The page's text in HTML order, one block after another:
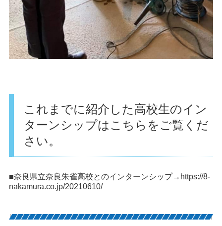
これまでに紹介した高校生のイン
ターンシップはこちらをご覧くだ
さい。
■奈良県立奈良朱雀高校とのインターンシップ→ https://8-
nakamura.co.jp/20210610/